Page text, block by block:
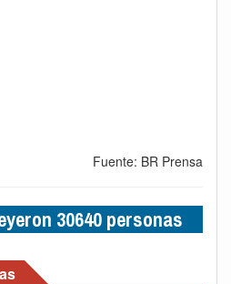
Fuente: BR Prensa
30640 personas